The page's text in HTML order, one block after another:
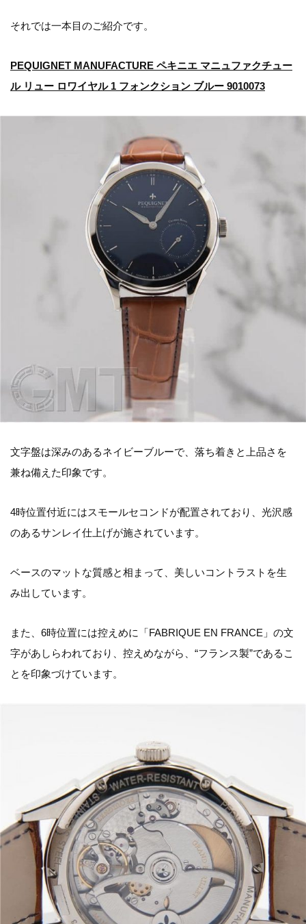
それでは一本目のご紹介です。
PEQUIGNET MANUFACTURE ペキニエ マニュファクチュー
ル リュー ロワイヤル 1 フォンクション ブルー 9010073
文字盤は深みのあるネイビーブルーで、落ち着きと上品さを
兼ね備えた印象です。
4時位置付近にはスモールセコンドが配置されており、光沢感
のあるサンレイ仕上げが施されています。
ベースのマットな質感と相まって、美しいコントラストを生
み出しています。
また、6時位置には控えめに「FABRIQUE EN FRANCE」の文
字があしらわれており、控えめながら、“フランス製”であるこ
とを印象づけています。